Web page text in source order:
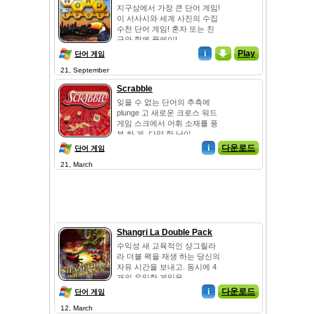
지구상에서 가장 큰 단어 게임!
이 서사시와 세계 사진의 수집
수천 단어 게임! 혼자 또는 친
구와 함께 플레이!
단어 게임 i _ Play
21, September
Scrabble
잊을 수 없는 단어의 추측에
plunge 고 새로운 크로스 워드
게임 스크에서 어휘 소재를 풍
부 하 게. 다양 한 난이...
단어 게임 i 다운로드
21, March
Shangri La Double Pack
수익성 새 교육적인 샹그릴라
라 더블 팩을 재생 하는 당신의
자유 시간을 보내고. 동시에 4
개의 유익한 게임을 ...
단어 게임 i 다운로드
12, March